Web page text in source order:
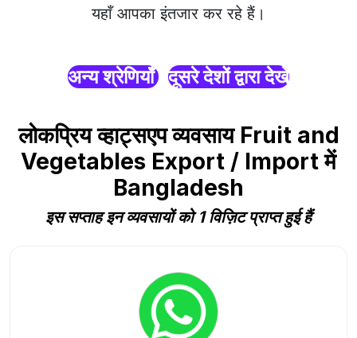
यहाँ आपका इंतजार कर रहे हैं।
अन्य श्रेणियाँ दूसरे देशों द्वारा देखें
लोकप्रिय व्हाट्सएप व्यवसाय Fruit and
Vegetables Export / Import में
Bangladesh
इस सप्ताह इन व्यवसायों को 1 विज़िट प्राप्त हुई हैं